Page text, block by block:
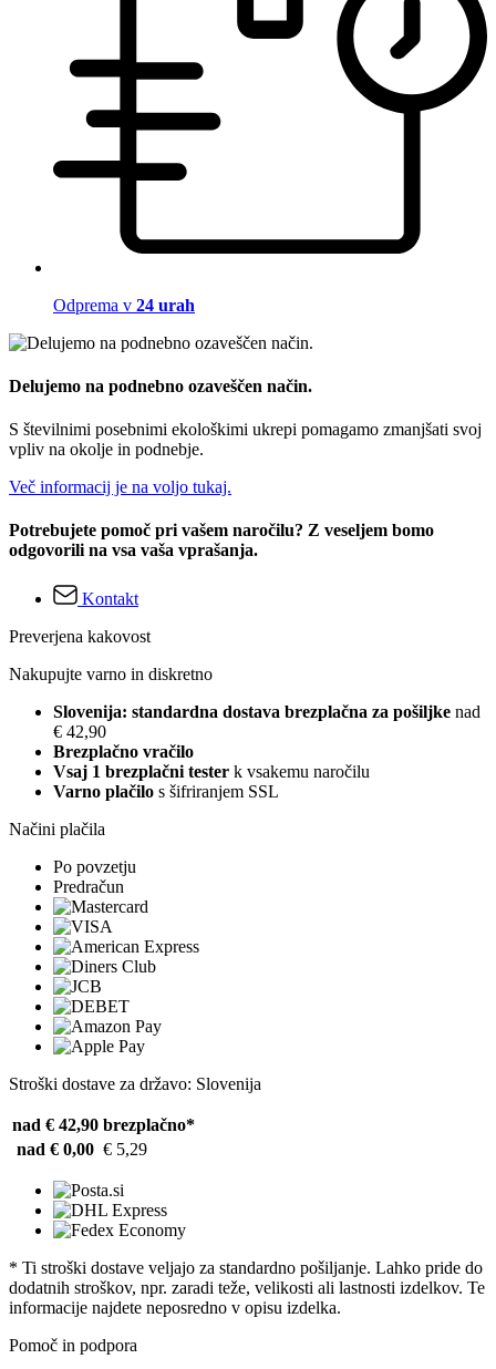
Odprema v 24 urah
Delujemo na podnebno ozaveščen način.
S številnimi posebnimi ekološkimi ukrepi pomagamo zmanjšati svoj
vpliv na okolje in podnebje.
Več informacij je na voljo tukaj.
Potrebujete pomoč pri vašem naročilu? Z veseljem bomo
odgovorili na vsa vaša vprašanja.
Kontakt
Preverjena kakovost
Nakupujte varno in diskretno
Slovenija: standardna dostava brezplačna za pošiljke nad
€ 42,90
Brezplačno vračilo
Vsaj 1 brezplačni tester k vsakemu naročilu
Varno plačilo s šifriranjem SSL
Načini plačila
Po povzetju
Predračun
Stroški dostave za državo: Slovenija
nad € 42,90 brezplačno*
nad € 0,00 € 5,29
* Ti stroški dostave veljajo za standardno pošiljanje. Lahko pride do
dodatnih stroškov, npr. zaradi teže, velikosti ali lastnosti izdelkov. Te
informacije najdete neposredno v opisu izdelka.
Pomoč in podpora